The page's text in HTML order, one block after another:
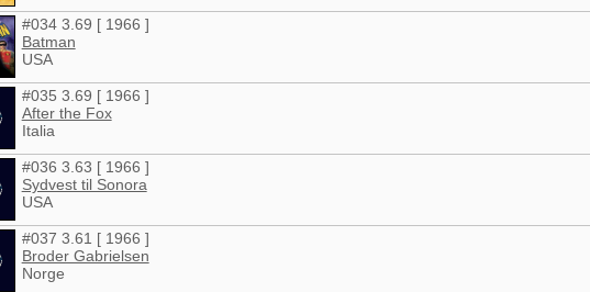
#034 3.69 [ 1966 ]
Batman
USA
#035 3.69 [ 1966 ]
After the Fox
Italia
#036 3.63 [ 1966 ]
Sydvest til Sonora
USA
#037 3.61 [ 1966 ]
Broder Gabrielsen
Norge